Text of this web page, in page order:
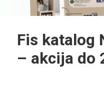
Fis katalog
– akcija do